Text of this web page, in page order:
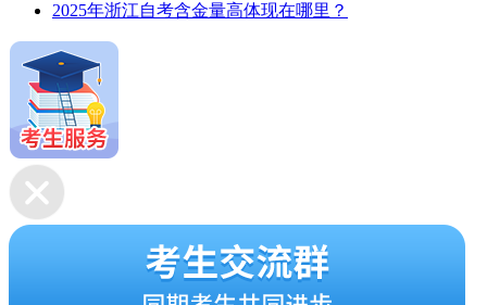
2025年浙江自考含金量高体现在哪里？